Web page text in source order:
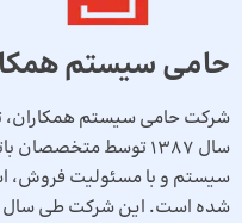
حامی سیستم
شرکت حامی سیستم
سال 1387 توسط
سیستم و با مسئولیت فروش،
شده است. این شرکت طی سال